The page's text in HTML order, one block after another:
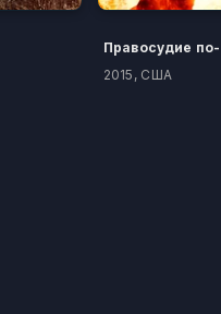
2015, США